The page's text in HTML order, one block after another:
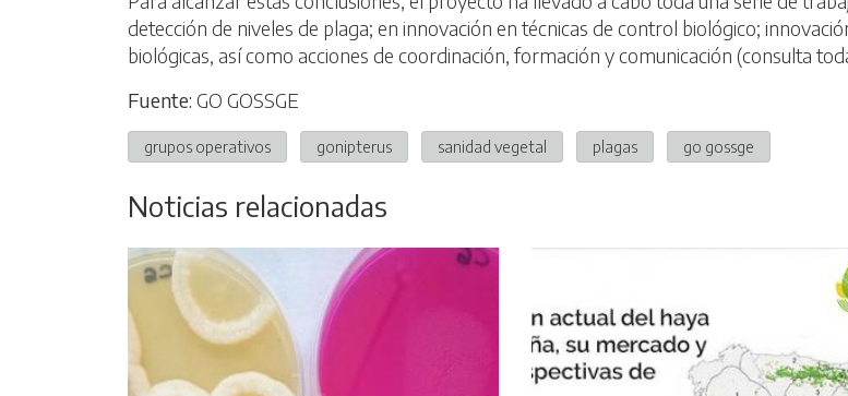
detección de niveles de plaga; en innovación en técnicas de control biológico;
biológicas, así como acciones de coordinación, formación y comunicación (consulta
Fuente: GO GOSSGE
grupos operativos gonipterus sanidad vegetal plagas go gossge
Noticias relacionadas